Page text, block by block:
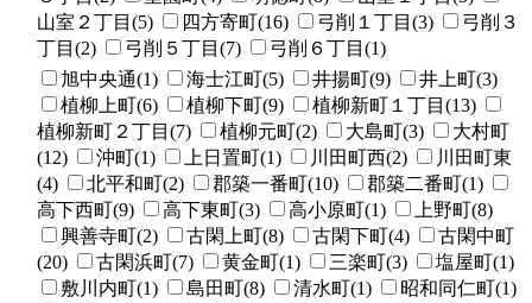
山室２丁目(5)
四方寄町(16) 弓削１丁目(3)
弓削３
丁目(2)
弓削５丁目(7) 弓削６丁目(1)
旭中央通(1) 海士江町(5) 井揚町(9)
井上町(3)
植柳上町(6)
植柳下町(9)
植柳新町１丁目(13)
植柳新町２丁目(7)
植柳元町(2) 大島町(3)
大村町
(12)
沖町(1) 上日置町(1) 川田町西(2)
川田町東
(4)
北平和町(2) 郡築一番町(10)
郡築二番町(1)
高下西町(9)
高下東町(3) 高小原町(1)
上野町(8)
興善寺町(2)
古閑上町(8) 古閑下町(4)
古閑中町
(20)
古閑浜町(7) 黄金町(1) 三楽町(3)
塩屋町(1)
敷川内町(1)
島田町(8) 清水町(1)
昭和同仁町(1)